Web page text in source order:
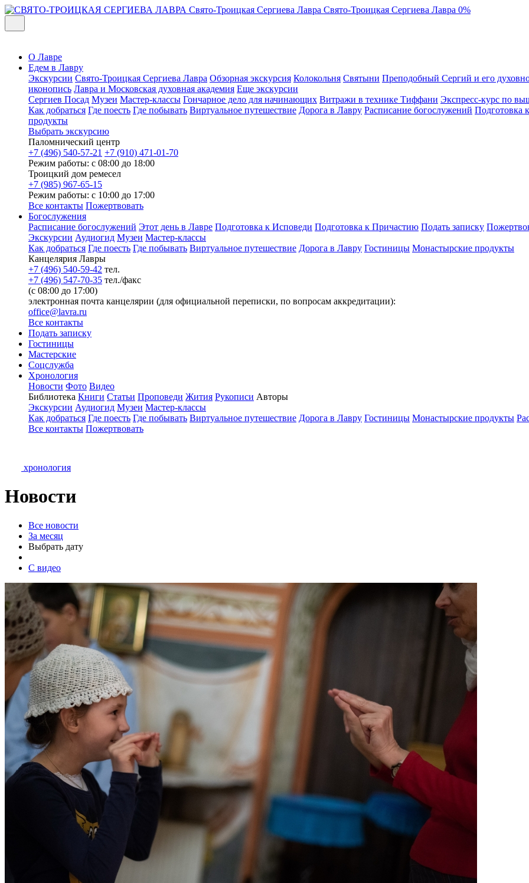
Свято-Троицкая Сергиева Лавра Свято-Троицкая Сергиева Лавра 0%
О Лавре
Едем в Лавру
Экскурсии Свято-Троицкая Сергиева Лавра Обзорная экскурсия Колокольня Святыни Преподобный Сергий и его
иконопись Лавра и Московская духовная академия Еще экскурсии
Сергиев Посад Музеи Мастер-классы Гончарное дело для начинающих Витражи в технике Тиффани Экспресс-курс по
Как добраться Где поесть Где побывать Виртуальное путешествие Дорога в Лавру Расписание богослужений Подготовка
продукты
Выбрать экскурсию
Паломнический центр
+7 (496) 540-57-21 +7 (910) 471-01-70
Режим работы: с 08:00 до 18:00
Троицкий дом ремесел
+7 (985) 967-65-15
Режим работы: с 10:00 до 17:00
Все контакты Пожертвовать
Богослужения
Расписание богослужений Этот день в Лавре Подготовка к Исповеди Подготовка к Причастию Подать записку
Экскурсии Аудиогид Музеи Мастер-классы
Как добраться Где поесть Где побывать Виртуальное путешествие Дорога в Лавру Гостиницы Монастырские продукты
Канцелярия Лавры
+7 (496) 540-59-42 тел.
+7 (496) 547-70-35 тел./факс
(с 08:00 до 17:00)
электронная почта канцелярии (для официальной переписки, по вопросам аккредитации):
office@lavra.ru
Все контакты
Подать записку
Гостиницы
Мастерские
Соцслужба
Хронология
Новости Фото Видео
Библиотека Книги Статьи Проповеди Жития Рукописи Авторы
Экскурсии Аудиогид Музеи Мастер-классы
Как добраться Где поесть Где побывать Виртуальное путешествие Дорога в Лавру Гостиницы Монастырские продукты
Все контакты Пожертвовать
хронология
Новости
Все новости
За месяц
Выбрать дату
С видео